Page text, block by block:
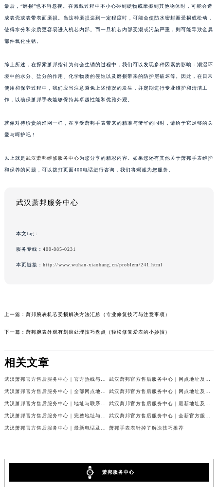
最后，“磨损”也不容忽视。在佩戴过程中不小心碰到硬物或摩擦到其他物体时，可能会造
成表壳或表带表面磨损。当这种磨损达到一定程度时，可能会使防水密封圈受损或松动，
使得水分和杂质更容易进入机芯内部。而一旦机芯内部受潮或污染严重，则可能导致金属
部件氧化生锈。
综上所述，在探索萧邦指针为何会生锈的过程中，我们可以发现多种因素的影响：潮湿环
境中的水分、盐分的作用、化学物质的侵蚀以及磨损带来的防护层破坏等。因此，在日常
使用和保养过程中，我们应当注意避免上述情况的发生，并定期进行专业维护和清洁工
作，以确保萧邦手表能够保持其卓越性能和优雅外观。
就像对待珍贵的渔网一样，在享受萧邦手表带来的精准与奢华的同时，请给予它足够的关
爱与呵护吧！
以上就是武汉萧邦维修服务中心为您分享的精彩内容。如果您还有其他关于萧邦手表维护
和保养的问题，可以拨打页面400电话进行咨询，我们将竭诚为您服务。
武汉萧邦服务中心
本文tag：
服务专线： 400-885-0231
本页链接： http://www.wuhan-xiaobang.cn/problem/241.html
上一篇： 萧邦腕表机芯受损解决方法汇总（专业修复技巧与注意事项）
下一篇： 萧邦腕表外观有划痕处理技巧盘点（轻松修复爱表的小妙招）
相关文章
萧邦手表表针掉了解决技巧推荐
萧邦服务中心